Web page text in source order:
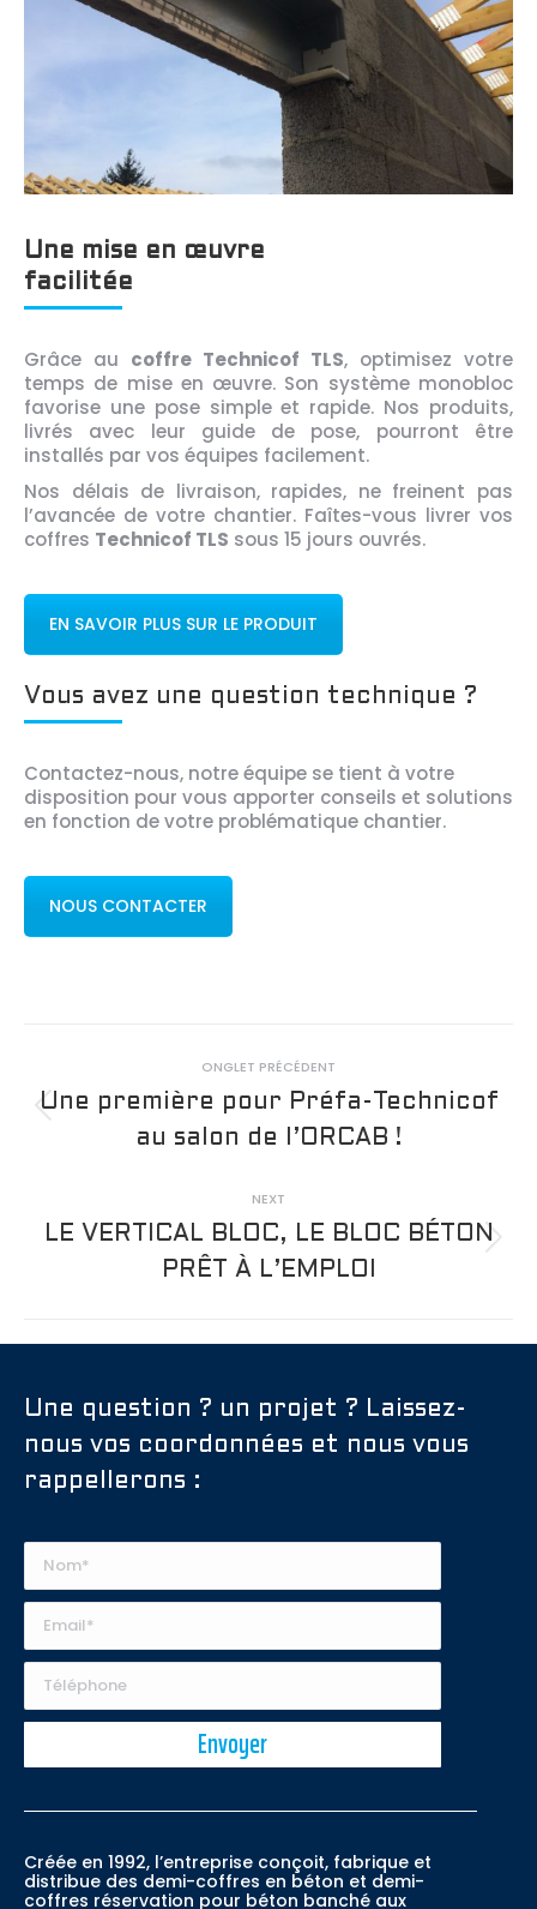
Une mise en œuvre
facilitée
Grâce au coffre Technicof TLS, optimisez votre
temps de mise en œuvre. Son système monobloc
favorise une pose simple et rapide. Nos produits,
livrés avec leur guide de pose, pourront être
installés par vos équipes facilement.
Nos délais de livraison, rapides, ne freinent pas
l’avancée de votre chantier. Faîtes-vous livrer vos
coffres Technicof TLS sous 15 jours ouvrés.
EN SAVOIR PLUS SUR LE PRODUIT
Vous avez une question technique ?
Contactez-nous, notre équipe se tient à votre
disposition pour vous apporter conseils et solutions
en fonction de votre problématique chantier.
NOUS CONTACTER
navigation
ONGLET PRÉCÉDENT
Previous
post:
Une première pour Préfa-Technicof
au salon de l’ORCAB !
NEXT
Next
post:
LE VERTICAL BLOC, LE BLOC BÉTON
PRÊT À L’EMPLOI
Une question ? un projet ? Laissez-
nous vos coordonnées et nous vous
rappellerons :
Créée en 1992, l’entreprise conçoit, fabrique et
distribue des demi-coffres en béton et demi-
coffres réservation pour béton banché aux